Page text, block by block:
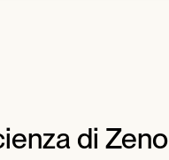
di Zeno